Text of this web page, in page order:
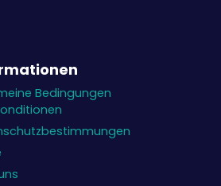
Bedingungen